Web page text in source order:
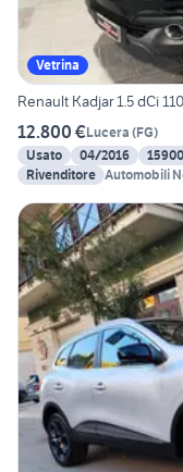
Vetrina
Renault Kadjar 1.5 dCi
12.800 €Lucera (FG)
Usato
04/2016
Rivenditore Automobili